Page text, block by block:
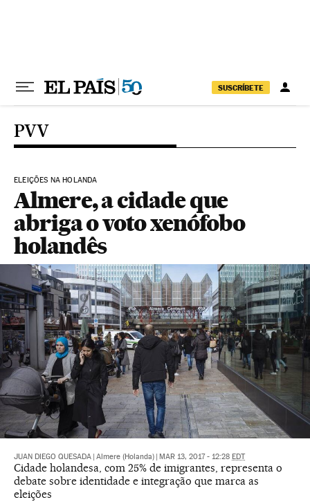
SUSCRÍBETE
PVV
ELEIÇÕES NA HOLANDA
Almere, a cidade que
abriga o voto xenófobo
holandês
JUAN DIEGO QUESADA Almere (Holanda) MAR 13, 2017 - 12:28 EDT
Cidade holandesa, com 25% de imigrantes, representa o
debate sobre identidade e integração que marca as
eleições